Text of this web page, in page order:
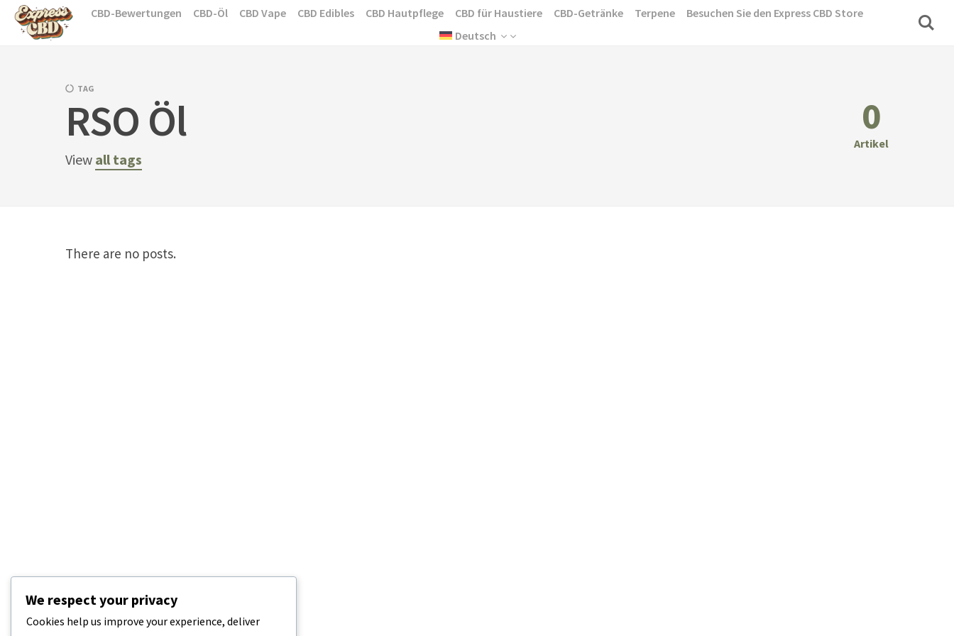
Skip
CBD-Bewertungen CBD-Öl CBD Vape CBD Edibles CBD Hautpflege CBD für Haustiere CBD-Getränke Terpene
Besuchen Sie den Express CBD Store
Deutsch
TAG
RSO Öl
View all tags
0
Artikel
There are no posts.
We respect your privacy
Cookies help us improve your experience, deliver